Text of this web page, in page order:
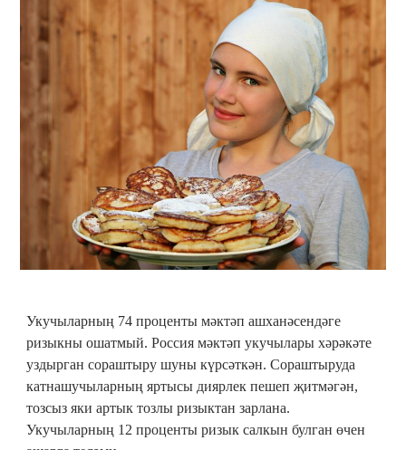
Укучыларның 74 проценты мәктәп ашханәсендәге
ризыкны ошатмый. Россия мәктәп укучылары хәрәкәте
уздырган сораштыру шуны күрсәткән. Сораштыруда
катнашучыларның яртысы диярлек пешеп җитмәгән,
тозсыз яки артык тозлы ризыктан зарлана.
Укучыларның 12 проценты ризык салкын булган өчен